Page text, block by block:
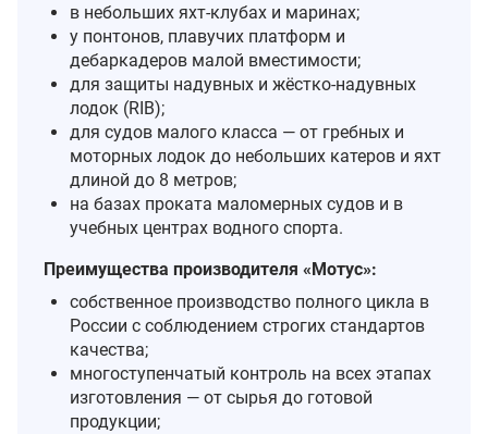
в небольших яхт‑клубах и маринах;
у понтонов, плавучих платформ и
дебаркадеров малой вместимости;
для защиты надувных и жёстко‑надувных
лодок (RIB);
для судов малого класса — от гребных и
моторных лодок до небольших катеров и яхт
длиной до 8 метров;
на базах проката маломерных судов и в
учебных центрах водного спорта.
Преимущества производителя «Мотус»:
собственное производство полного цикла в
России с соблюдением строгих стандартов
качества;
многоступенчатый контроль на всех этапах
изготовления — от сырья до готовой
продукции;